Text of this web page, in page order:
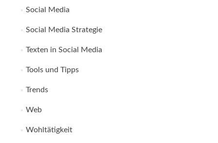
Social Media
Social Media Strategie
Texten in Social Media
Tools und Tipps
Trends
Web
Wohltätigkeit